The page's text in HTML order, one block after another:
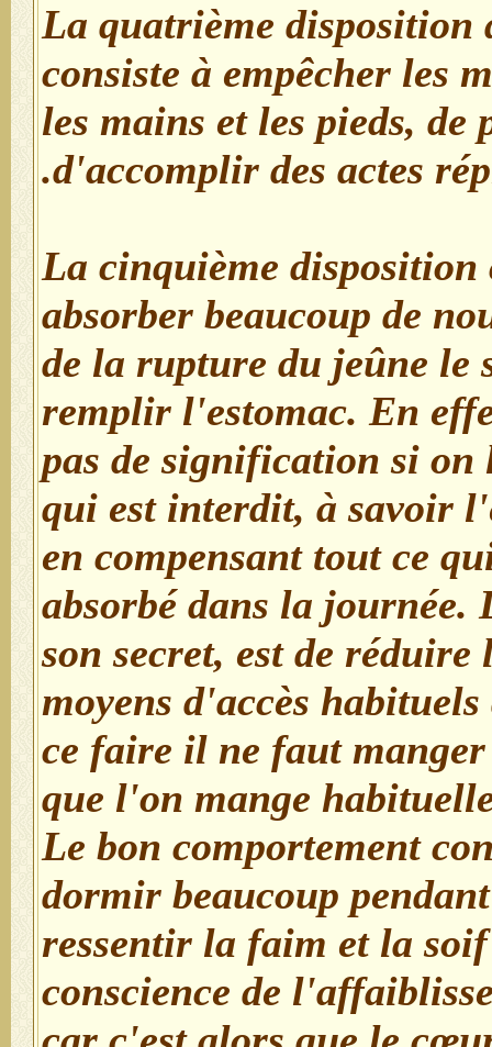
- La quatrième
consiste à empêcher les
les mains et les pieds, de
d'accomplir des actes
- La cinquième
absorber beaucoup de
de la rupture du jeûne le
remplir l'estomac. En
pas de signification si on
qui est interdit, à savoir
en compensant tout ce
absorbé dans la journée.
son secret, est de réduire
moyens d'accès
ce faire il ne faut
que l'on mange
Le bon comportement
dormir beaucoup
ressentir la faim et la
conscience de